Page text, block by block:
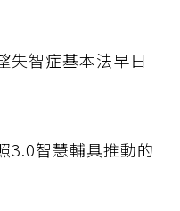
失智症基本法早日
3.0智慧輔具推動的